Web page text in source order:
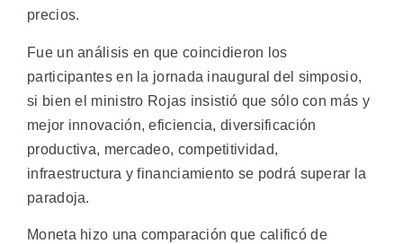
precios.
Fue un análisis en que coincidieron los
participantes en la jornada inaugural del simposio,
si bien el ministro Rojas insistió que sólo con más y
mejor innovación, eficiencia, diversificación
productiva, mercadeo, competitividad,
infraestructura y financiamiento se podrá superar la
paradoja.
Moneta hizo una comparación que calificó de